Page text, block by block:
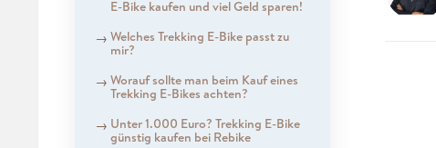
E-Bike kaufen und viel Geld sparen!
Welches Trekking E-Bike passt zu
mir?
Worauf sollte man beim Kauf eines
Trekking E-Bikes achten?
Unter 1.000 Euro? Trekking E-Bike
günstig kaufen bei Rebike